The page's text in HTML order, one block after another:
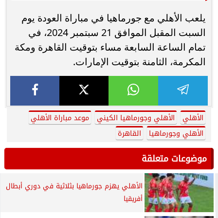
يلعب الأهلي مع جورماهيا في مباراة العودة يوم
السبت المقبل الموافق 21 سبتمبر 2024، في
تمام الساعة السابعة مساء بتوقيت القاهرة ومكة
المكرمة، الثامنة بتوقيت الإمارات.
الأهلي الأهلي وجورماهيا الكيني
موعد مباراة الأهلي
الأهلي وجورماهيا
القاهرة
موضوعات متعلقة
الأهلي يهزم جورماهيا بثلاثية في دوري أبطال
أفريقيا